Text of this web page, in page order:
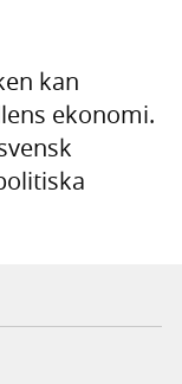
kan
ekonomi.